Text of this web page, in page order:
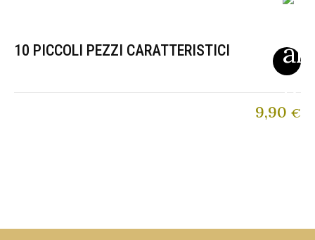
10 PICCOLI PEZZI CARATTERISTICI
9,90 €